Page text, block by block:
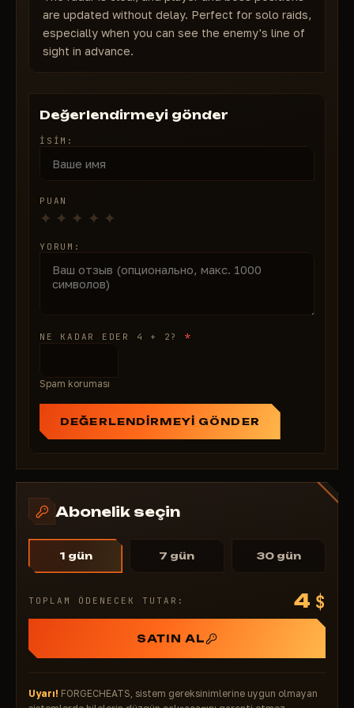
Altın / Kırmızı)
RENKLER
Düşman rengi
Ölü Yapay Zeka rengi
Patron rengi
are updated without delay. Perfect for solo raids,
especially when you can see the enemy's line of
sight in advance.
Değerlendirmeyi gönder
İSIM:
PUAN
YORUM:
NE KADAR EDER 4 + 2? *
Spam koruması
DEĞERLENDIRMEYI GÖNDER
Abonelik seçin
1 gün 7 gün 30 gün
TOPLAM ÖDENECEK TUTAR: 4 $
SATIN AL
Uyarı! FORGECHEATS, sistem gereksinimlerine uygun olmayan